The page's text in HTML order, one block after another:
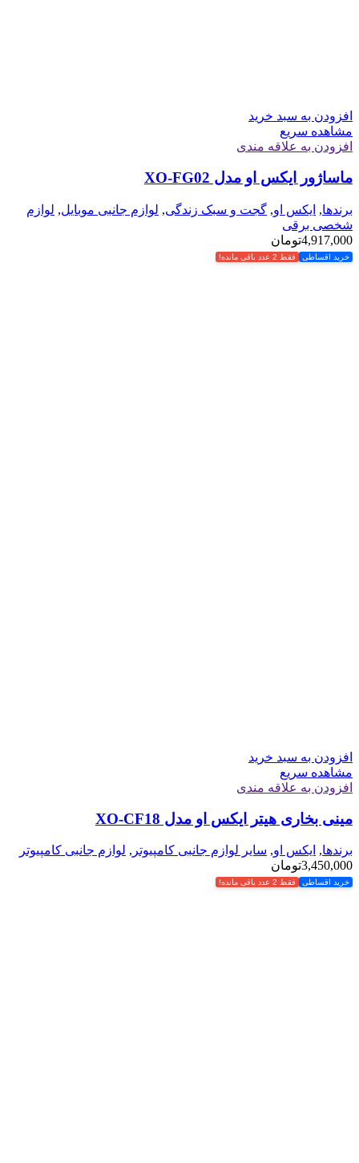
افزودن به سبد خرید
مشاهده سریع
افزودن به علاقه مندی
ماساژور ایکس او مدل XO-FG02
برندها, ایکس او, گجت و سبک زندگی, لوازم جانبی موبایل, لوازم
شخصی برقی
4,917,000تومان
خرید اقساطی فقط 2 عدد باقی مانده!
افزودن به سبد خرید
مشاهده سریع
افزودن به علاقه مندی
مینی بخاری هیتر ایکس او مدل XO-CF18
برندها, ایکس او, سایر لوازم جانبی کامپیوتر , لوازم جانبی کامپیوتر
3,450,000تومان
خرید اقساطی فقط 2 عدد باقی مانده!